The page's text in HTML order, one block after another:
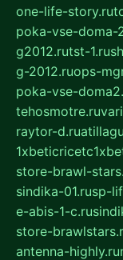
one-life-story.ru
poka-vse-doma-
g2012.rutst-1.ru
g-2012.ruops-
poka-vse-
tehosmotre.ru
raytor-d.ru
store-brawl-
sindika-01.rusp-
e-abis-1-c.ru
store-
antenna-highly.ru